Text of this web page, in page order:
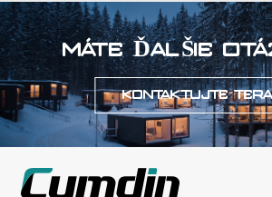
MÁTE ĎALŠIE
KONTAKTUJTE